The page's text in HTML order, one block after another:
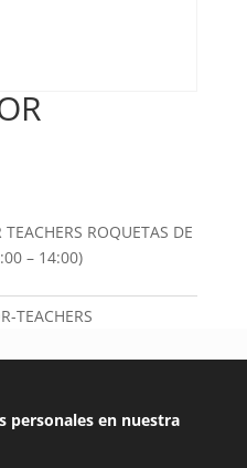
ROQUETAS DE
– 14:00)
TEACHERS
personales en nuestra